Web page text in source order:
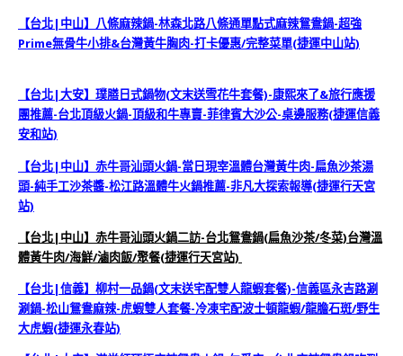
【台北|中山】八條麻辣鍋-林森北路八條通單點式麻辣鴛鴦鍋-超強
Prime無骨牛小排&台灣黃牛胸肉-打卡優惠/完整菜單(捷運中山站)
【台北|大安】璞膳日式鍋物(文末送雪花牛套餐)-康熙來了&旅行應援
團推薦-台北頂級火鍋-頂級和牛專賣-菲律賓大沙公-桌邊服務(捷運信義
安和站)
【台北|中山】赤牛哥汕頭火鍋-當日現宰溫體台灣黃牛肉-扁魚沙茶湯
頭-純手工沙茶醬-松江路溫體牛火鍋推薦-非凡大探索報導(捷運行天宮
站)
【台北|中山】赤牛哥汕頭火鍋二訪-台北鴛鴦鍋(扁魚沙茶/冬菜)台灣溫
體黃牛肉/海鮮/滷肉飯/聚餐(捷運行天宮站)
【台北|信義】柳村一品鍋(文末送‎宅配雙人龍蝦套餐‬)-信義區永吉路涮
涮鍋-松山鴛鴦麻辣-虎蝦雙人套餐-冷凍宅配波士頓龍蝦/龍膽石斑/野生
大虎蝦(捷運永春站)